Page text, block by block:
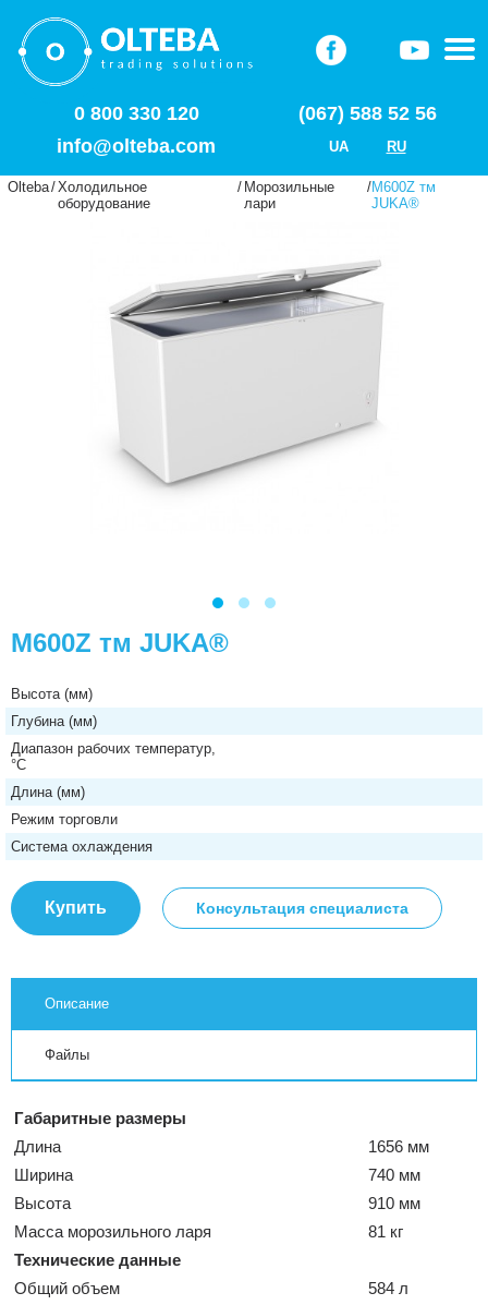
0 800 330 120
(067) 588 52 56
info@olteba.com
UA RU
Olteba/Холодильное
оборудование
/ Морозильные
лари
/M600Z тм
JUKA®
M600Z тм JUKA®
Высота (мм)
Глубина (мм)
Диапазон рабочих температур,
°C
Длина (мм)
Режим торговли
Система охлаждения
Купить Консультация специалиста
Описание
Файлы
Габаритные размеры
Длина
1656 мм
Ширина
740 мм
Высота
910 мм
Масса морозильного ларя
81 кг
Технические данные
Общий объем
584 л